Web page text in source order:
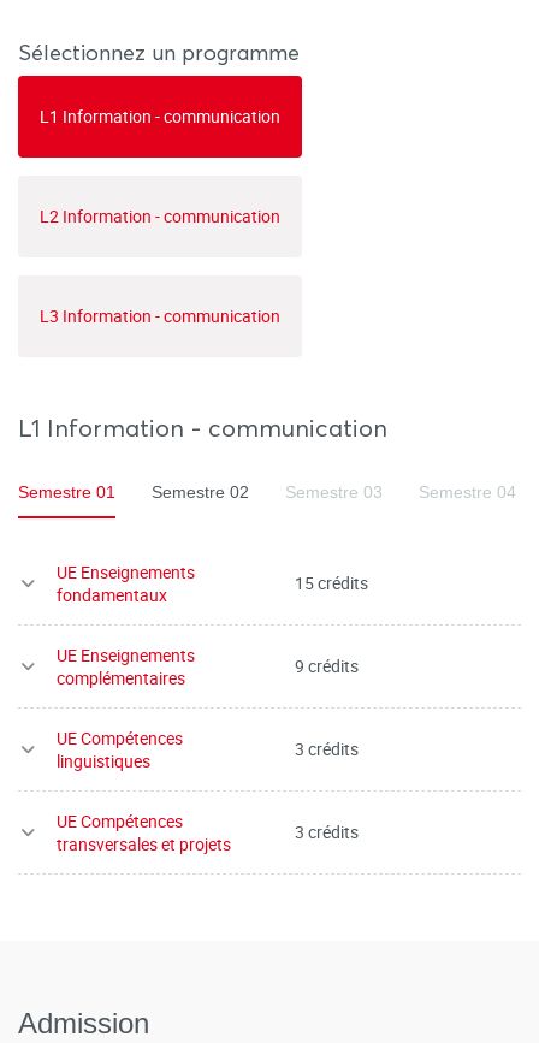
Sélectionnez un programme
L1 Information - communication
L2 Information - communication
L3 Information - communication
L1 Information - communication
Semestre 01 Semestre 02 Semestre 03 Semestre 04
UE Enseignements
fondamentaux
15 crédits
UE Enseignements
complémentaires
9 crédits
UE Compétences
linguistiques
3 crédits
UE Compétences
transversales et projets
3 crédits
Admission